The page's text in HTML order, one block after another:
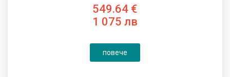
549.64 €
1 075 лв
повече